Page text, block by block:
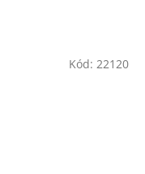
Kód: 22120